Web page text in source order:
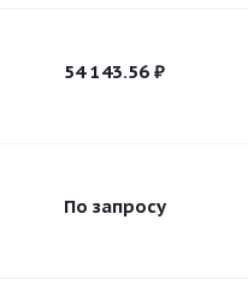
54 143.56 ₽
По запросу